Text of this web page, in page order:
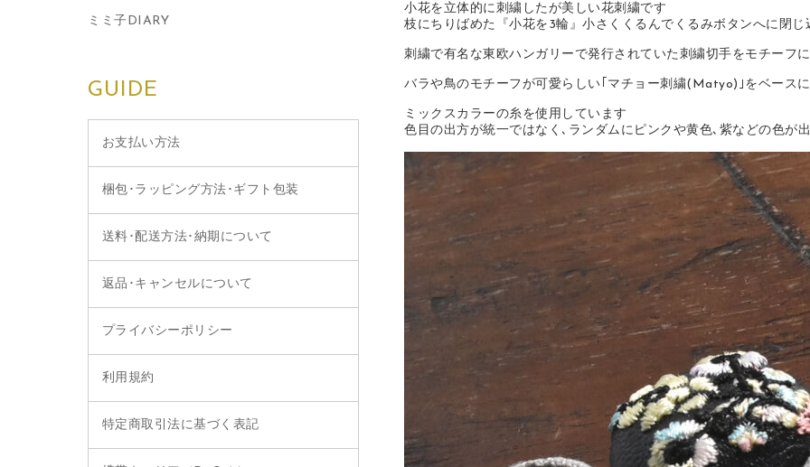
小花を立体的に刺繍したが美しい花刺繍です
枝にちりばめた『小花を3輪』小さくくるんでくるみボタンへに閉じ
刺繍で有名な東欧ハンガリーで発行されていた刺繍切手をモチーフ
バラや鳥のモチーフが可愛らしい｢マチョー刺繍(Matyo)｣をベース
ミックスカラーの糸を使用しています
色目の出方が統一ではなく､ランダムにピンクや黄色､紫などの色が
ミミ子DIARY
GUIDE
お支払い方法
梱包･ラッピング方法･ギフト包装
送料･配送方法･納期について
返品･キャンセルについて
プライバシーポリシー
利用規約
特定商取引法に基づく表記